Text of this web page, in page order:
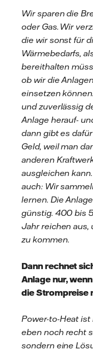
Wir sparen die
oder Gas. Wir
die wir sonst für
Wärmebedarfs,
bereithalten
ob wir die
einsetzen
und zuverlässig
Anlage herauf-
dann gibt es
Geld, weil man
anderen
ausgleichen
auch: Wir
lernen. Die
günstig. 400 bis
Jahr reichen aus,
zu kommen.
Dann rechnet
Anlage nur,
die Strompreise
Power-to-Heat
eben noch recht
sondern eine